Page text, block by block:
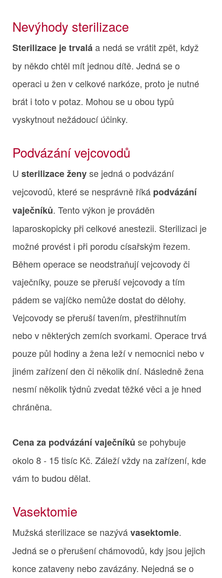
Nevýhody sterilizace
Sterilizace je trvaláa nedá se vrátit zpět, když
by někdo chtěl mít jednou dítě. Jedná se o
operaci u žen v celkové narkóze, proto je nutné
brát i toto v potaz. Mohou se u obou typů
vyskytnout nežádoucí účinky.
Podvázání vejcovodů
U sterilizace ženyse jedná o podvázání
vejcovodů, které se nesprávně říká podvázání
vaječníků. Tento výkon je prováděn
laparoskopicky při celkové anestezii. Sterilizaci je
možné provést i při porodu císařským řezem.
Během operace se neodstraňují vejcovody či
vaječníky, pouze se přeruší vejcovody a tím
pádem se vajíčko nemůže dostat do dělohy.
Vejcovody se přeruší tavením, přestřihnutím
nebo v některých zemích svorkami. Operace trvá
pouze půl hodiny a žena leží v nemocnici nebo v
jiném zařízení den či několik dní. Následně žena
nesmí několik týdnů zvedat těžké věci a je hned
chráněna.
Cena za podvázání vaječníků se pohybuje
okolo 8 - 15 tisíc Kč. Záleží vždy na zařízení, kde
vám to budou dělat.
Vasektomie
Mužská sterilizace se nazývávasektomie.
Jedná se o přerušení chámovodů, kdy jsou jejich
konce zataveny nebo zavázány. Nejedná se o